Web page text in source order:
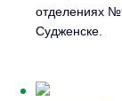
отделениях
Судженске.